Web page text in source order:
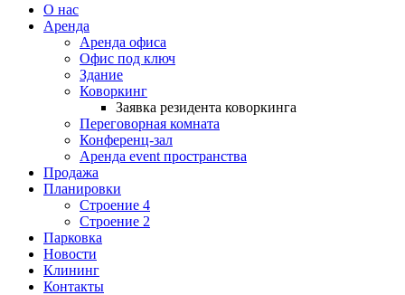
О нас
Аренда
Аренда офиса
Офис под ключ
Здание
Коворкинг
Заявка резидента коворкинга
Переговорная комната
Конференц-зал
Аренда event пространства
Продажа
Планировки
Строение 4
Строение 2
Парковка
Новости
Клининг
Контакты